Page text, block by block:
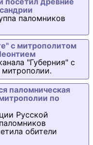
паломников
с митрополитом
"Губерния" с
паломническая
по
Русской
обители